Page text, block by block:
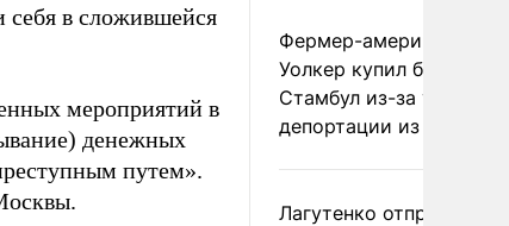
себя в сложившейся
мероприятий в
денежных
путем».
Фермер-американец
Уолкер купил билет в
Стамбул из-за угрозы
депортации из России
Лагутенко отправился в